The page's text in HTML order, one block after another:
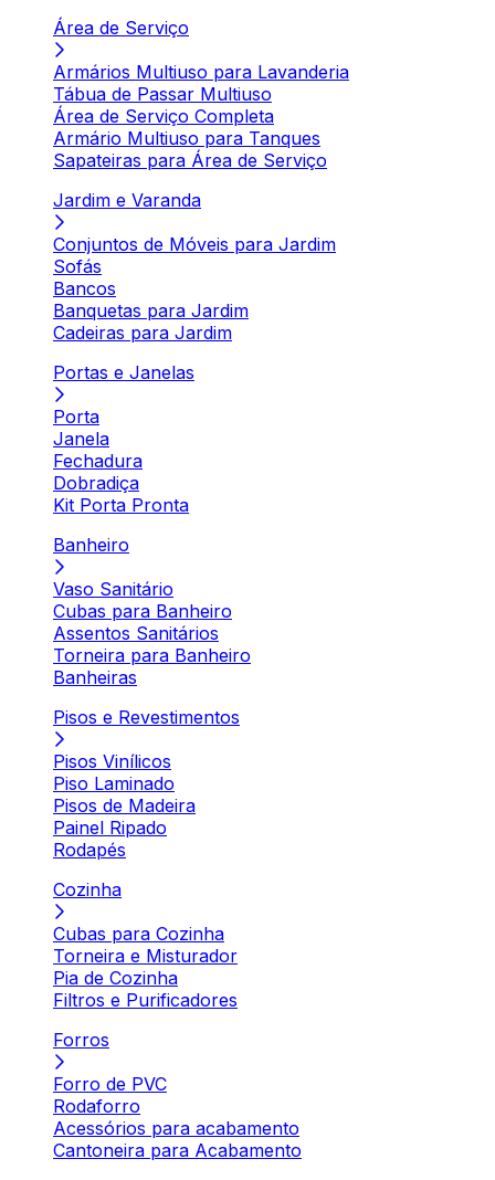
Área de Serviço
Armários Multiuso para Lavanderia
Tábua de Passar Multiuso
Área de Serviço Completa
Armário Multiuso para Tanques
Sapateiras para Área de Serviço
Jardim e Varanda
Conjuntos de Móveis para Jardim
Sofás
Bancos
Banquetas para Jardim
Cadeiras para Jardim
Portas e Janelas
Porta
Janela
Fechadura
Dobradiça
Kit Porta Pronta
Banheiro
Vaso Sanitário
Cubas para Banheiro
Assentos Sanitários
Torneira para Banheiro
Banheiras
Pisos e Revestimentos
Pisos Vinílicos
Piso Laminado
Pisos de Madeira
Painel Ripado
Rodapés
Cozinha
Cubas para Cozinha
Torneira e Misturador
Pia de Cozinha
Filtros e Purificadores
Forros
Forro de PVC
Rodaforro
Acessórios para acabamento
Cantoneira para Acabamento